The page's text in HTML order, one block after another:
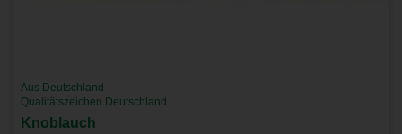
Aus Deutschland
Qualitätszeichen Deutschland
Knoblauch